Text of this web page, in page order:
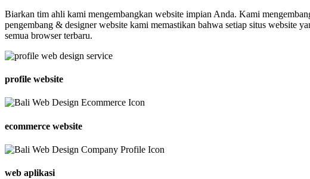
Biarkan tim ahli kami mengembangkan website impian Anda. Kami
pengembang & designer website kami memastikan bahwa setiap situs website
semua browser terbaru.
profile website
ecommerce website
web aplikasi